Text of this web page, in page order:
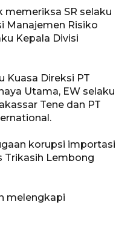
memeriksa SR selaku
Manajemen Risiko
Kepala Divisi
Kuasa Direksi PT
Utama, EW selaku
Tene dan PT
korupsi importasi
Trikasih Lembong
melengkapi